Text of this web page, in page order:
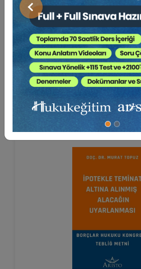
Önceki
Vekilin Müvekkilin Banka
Hesabına İlişkin Hesap ...
Doç. Dr. Ali Hulki CİHAN
80 TL
48 TL